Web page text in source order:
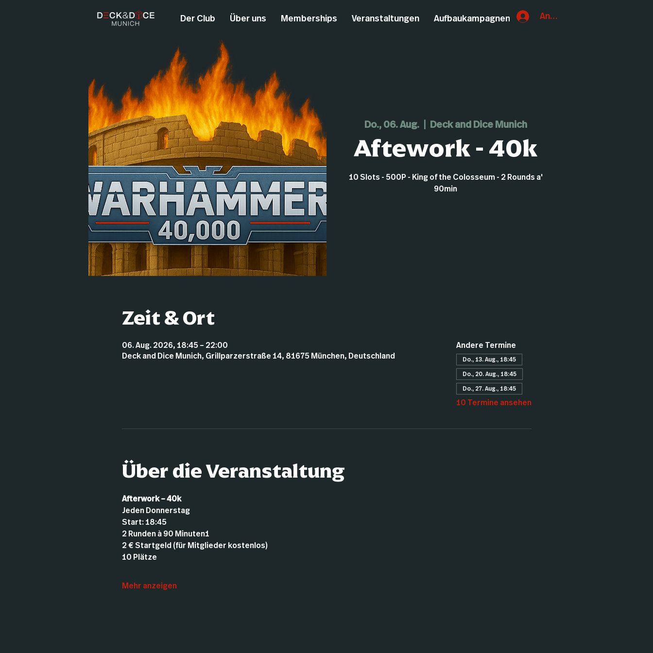
Der Club Über uns Memberships Veranstaltungen Aufbaukampagnen Anmelden
Do., 06. Aug.
  |
Deck and Dice Munich
Aftework - 40k
10 Slots - 500P - King of the Colosseum - 2 Rounds a'
90min
Zeit & Ort
06. Aug. 2026, 18:45 – 22:00
Deck and Dice Munich, Grillparzerstraße 14, 81675 München, Deutschland
Andere Termine
Do., 13. Aug., 18:45
Do., 20. Aug., 18:45
Do., 27. Aug., 18:45
10 Termine ansehen
Über die Veranstaltung
Afterwork – 40k
Jeden Donnerstag
Start: 18:45
2 Runden à 90 Minuten1
2 € Startgeld (für Mitglieder kostenlos)
10 Plätze
Mehr anzeigen